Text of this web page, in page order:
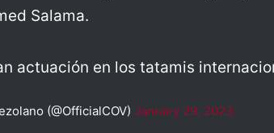
Salama.
actuación en los tatamis
(@OfficialCOV) January 29, 2023